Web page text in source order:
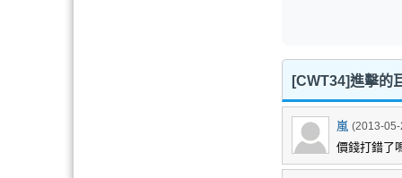
[CWT34]進擊的
嵐 (2013-
價錢打錯了